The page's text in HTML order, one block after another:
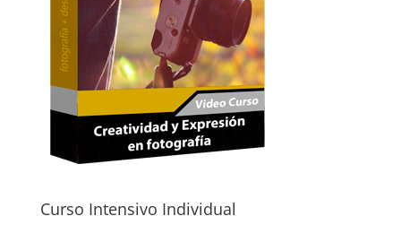
Curso Intensivo Individual